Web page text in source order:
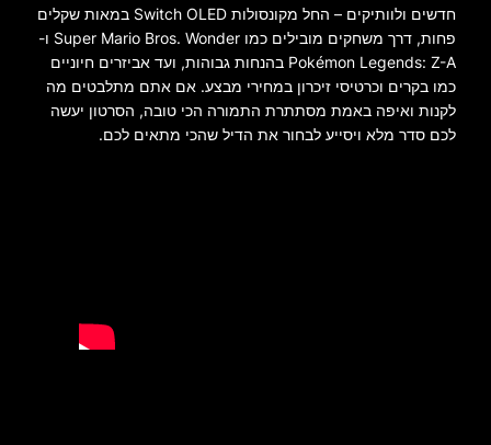
חדשים ולוותיקים – החל מקונסולות Switch OLED במאות שקלים
פחות, דרך משחקים מובילים כמו Super Mario Bros. Wonder ו-
Pokémon Legends: Z-A בהנחות גבוהות, ועד אביזרים חיוניים
כמו בקרים וכרטיסי זיכרון במחירי מבצע. אם אתם מתלבטים מה
לקנות ואיפה באמת מסתתרת התמורה הכי טובה, הסרטון יעשה
לכם סדר מלא ויסייע לבחור את הדיל שהכי מתאים לכם.